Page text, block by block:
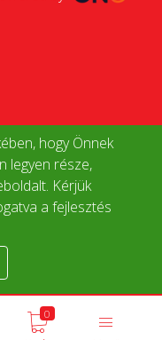
hogy Önnek
legyen része,
Kérjük
a fejlesztés
0